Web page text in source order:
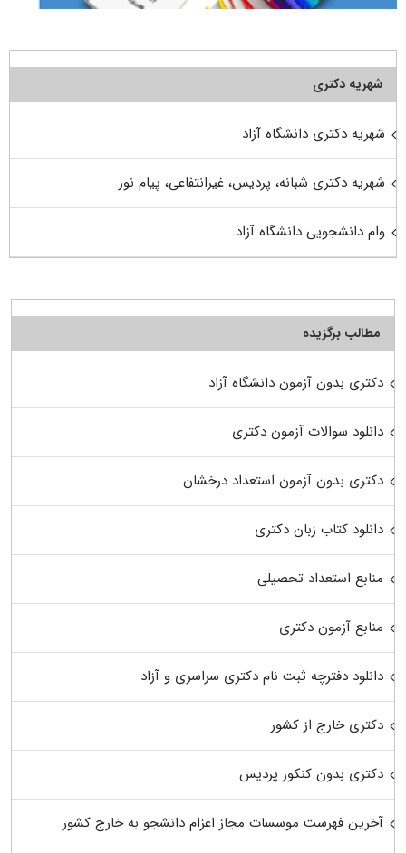
شهریه دکتری
شهریه دکتری دانشگاه آزاد
شهریه دکتری شبانه، پردیس، غیرانتفاعی، پیام نور
وام دانشجویی دانشگاه آزاد
مطالب برگزیده
دکتری بدون آزمون دانشگاه آزاد
دانلود سوالات آزمون دکتری
دکتری بدون آزمون استعداد درخشان
دانلود کتاب زبان دکتری
منابع استعداد تحصیلی
منابع آزمون دکتری
دانلود دفترچه ثبت نام دکتری سراسری و آزاد
دکتری خارج از کشور
دکتری بدون کنکور پردیس
آخرین فهرست موسسات مجاز اعزام دانشجو به خارج کشور